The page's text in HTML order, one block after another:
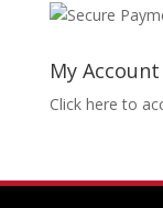
My Account
Click here to